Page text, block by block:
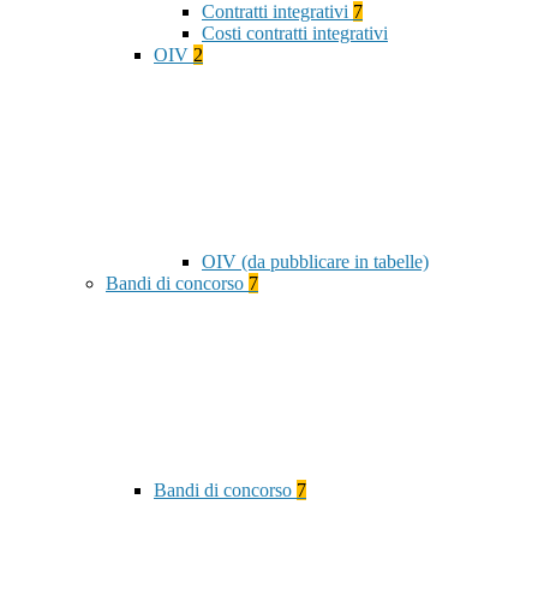
Contratti integrativi 7
Costi contratti integrativi
OIV 2
OIV (da pubblicare in tabelle)
Bandi di concorso 7
Bandi di concorso 7